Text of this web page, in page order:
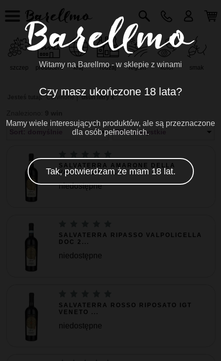
kraj
producent region
szczep kolor smak
rodzaj
Jesteś tutaj: Corvinone usuń filtry x
Filtr: wszystkie
SALVATERRA AMARONE DELLA
VALPOLICELLA...
niedostępne
SALVATERRA RIPASSO VALPOLICELLA
DOC 2...
niedostępne
SALVATERRA ROSSO RIPOSATO IGT
VENETO ...
niedostępne
Witamy na Barellmo - w sklepie z winami
Czy masz ukończone 18 lata?
Mamy wiele interesujących produktów, ale są przeznaczone
dla osób pełnoletnich.
Tak, potwierdzam że mam 18 lat.